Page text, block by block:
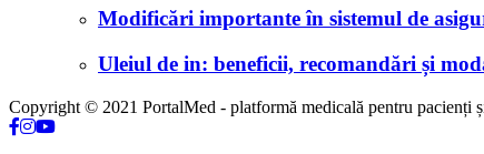
Modificări importante în sistemul de
Uleiul de in: beneficii, recomandări și
Copyright © 2021 PortalMed - platformă medicală pentru pacienți